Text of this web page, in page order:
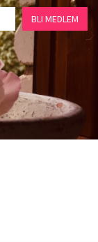
BLI MEDLEM